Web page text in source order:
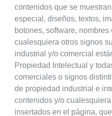
contenidos que se
especial, diseños, textos,
botones, software,
cualesquiera otros signos
industrial y/o comercial
Propiedad Intelectual y
comerciales o signos
de propiedad industrial e
contenidos y/o
insertados en el página,